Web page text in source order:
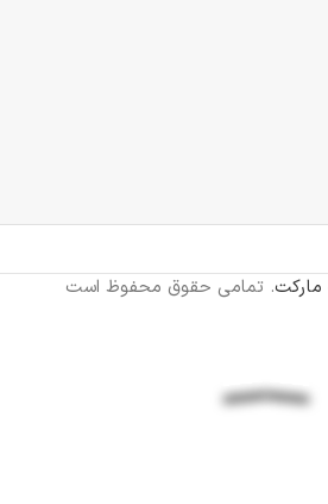
. تمامی حقوق محفوظ است